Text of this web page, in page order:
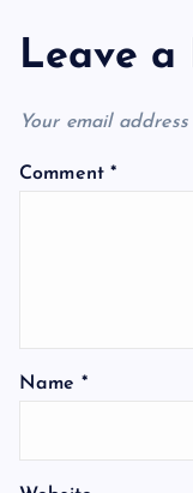
n
a
v
a
Leave a
Your email
Comment*
Name *